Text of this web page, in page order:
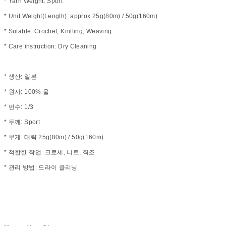
* Unit Weight(Length): approx 25g(80m) / 50g(160m)
* Sutable: Crochet, Knitting, Weaving
* Care instruction: Dry Cleaning
* 생산: 일본
* 원사: 100% 울
* 번수: 1/3
* 두께: Sport
* 무게: 대략 25g(80m) / 50g(160m)
* 적합한 작업: 크로셰, 니트, 직조
* 관리 방법: 드라이 클리닝